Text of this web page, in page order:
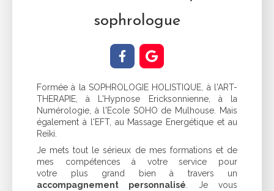
sophrologue
Formée à la SOPHROLOGIE HOLISTIQUE, à l'ART-
THERAPIE, à L'Hypnose Ericksonnienne, à la
Numérologie, à l'Ecole SOHO de Mulhouse. Mais
également à l'EFT, au Massage Energétique et au
Reïki.
Je mets tout le sérieux de mes formations et de
mes compétences à votre service pour
votre plus grand bien à travers un
accompagnement personnalisé. Je vous